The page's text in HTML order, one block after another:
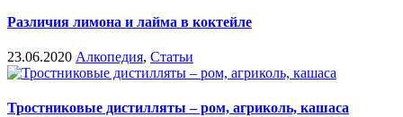
Различия лимона и лайма в коктейле
23.06.2020 Алкопедия, Статьи
Тростниковые дистилляты – ром, агриколь, кашаса